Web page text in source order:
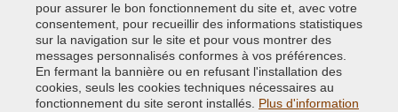
NRL6013
RAL 6014 Olive jaune
pour assurer le bon fonctionnement du site et, avec votre
consentement, pour recueillir des informations statistiques
sur la navigation sur le site et pour vous montrer des
messages personnalisés conformes à vos préférences.
En fermant la bannière ou en refusant l'installation des
cookies, seuls les cookies techniques nécessaires au
fonctionnement du site seront installés. Plus d'information